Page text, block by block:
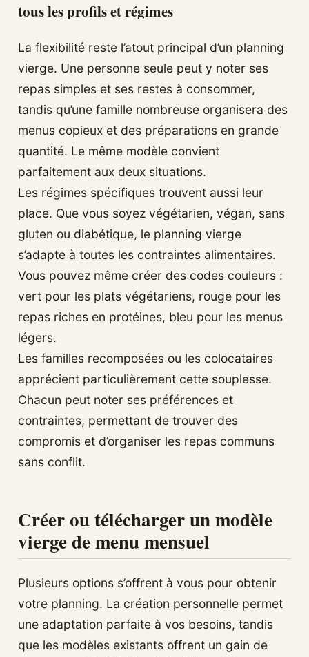
tous les profils et régimes
La flexibilité reste l’atout principal d’un planning
vierge. Une personne seule peut y noter ses
repas simples et ses restes à consommer,
tandis qu’une famille nombreuse organisera des
menus copieux et des préparations en grande
quantité. Le même modèle convient
parfaitement aux deux situations.
Les régimes spécifiques trouvent aussi leur
place. Que vous soyez végétarien, végan, sans
gluten ou diabétique, le planning vierge
s’adapte à toutes les contraintes alimentaires.
Vous pouvez même créer des codes couleurs :
vert pour les plats végétariens, rouge pour les
repas riches en protéines, bleu pour les menus
légers.
Les familles recomposées ou les colocataires
apprécient particulièrement cette souplesse.
Chacun peut noter ses préférences et
contraintes, permettant de trouver des
compromis et d’organiser les repas communs
sans conflit.
Créer ou télécharger un modèle
vierge de menu mensuel
Plusieurs options s’offrent à vous pour obtenir
votre planning. La création personnelle permet
une adaptation parfaite à vos besoins, tandis
que les modèles existants offrent un gain de